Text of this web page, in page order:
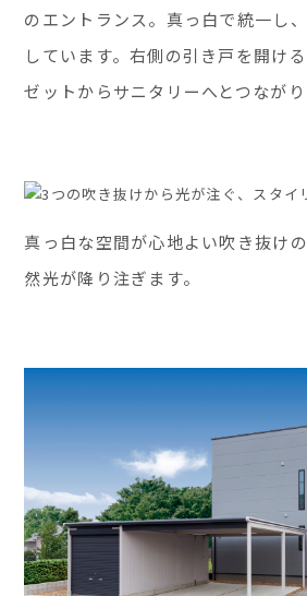
のエントランス。真っ白で統一し
しています。右側の引き戸を開け
ゼットからサニタリーへとつながり
真っ白な空間が心地よい吹き抜け
然光が降り注ぎます。